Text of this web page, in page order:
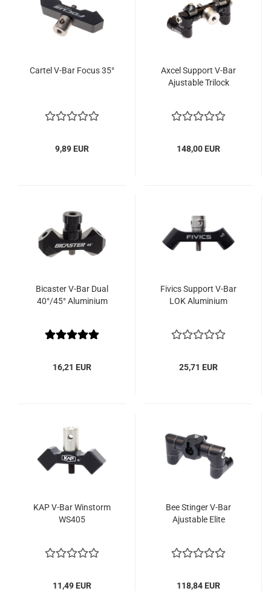
Cartel V-Bar Focus 35°
9,89 EUR
Axcel Support V-Bar
Ajustable Trilock
148,00 EUR
Bicaster V-Bar Dual
40°/45° Aluminium
16,21 EUR
Fivics Support V-Bar
LOK Aluminium
25,71 EUR
KAP V-Bar Winstorm
WS405
11,49 EUR
Bee Stinger V-Bar
Ajustable Elite
118,84 EUR